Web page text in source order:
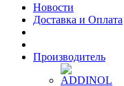
Новости
Доставка и Оплата
Производитель